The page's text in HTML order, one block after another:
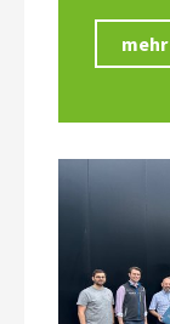
mehr